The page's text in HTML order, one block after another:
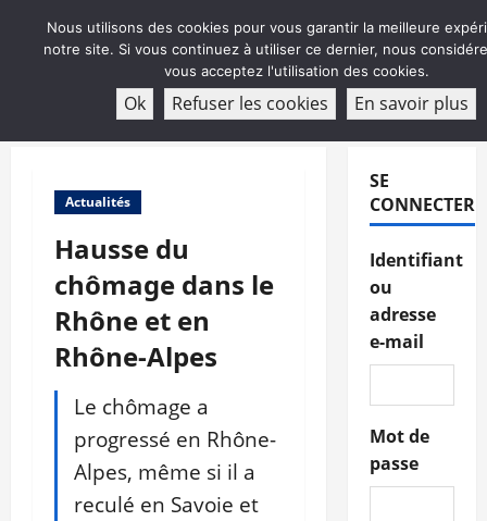
ABONNEMENT
Actualités
Hausse du
chômage dans le
Rhône et en
Rhône-Alpes
Le chômage a
progressé en Rhône-
Alpes, même si il a
reculé en Savoie et
SE
CONNECTER
Identifiant
ou
adresse
e-mail
Mot de
passe
Nous utilisons des cookies pour vous garantir la meilleure
notre site. Si vous continuez à utiliser ce dernier, nous
vous acceptez l'utilisation des cookies.
Ok Refuser les cookies En savoir plus